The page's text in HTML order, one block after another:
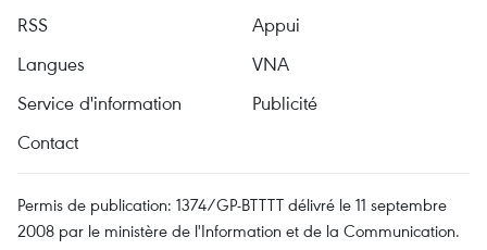
RSS
Appui
Langues
VNA
Service d'information
Publicité
Contact
Permis de publication: 1374/GP-BTTTT délivré le 11 septembre
2008 par le ministère de l'Information et de la Communication.